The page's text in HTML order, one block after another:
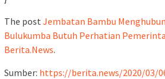
The post Jembatan Bambu
Bulukumba Butuh Perhatian
Berita.News.
Sumber: https://berita.news/2020/03/